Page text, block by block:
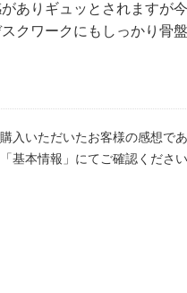
ありギュッとされますが
クワークにもしっかり骨
入いただいたお客様の感想で
基本情報」にてご確認ください